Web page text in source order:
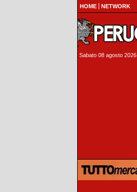
HOME NETWORK
Sabato 08 agosto 2026